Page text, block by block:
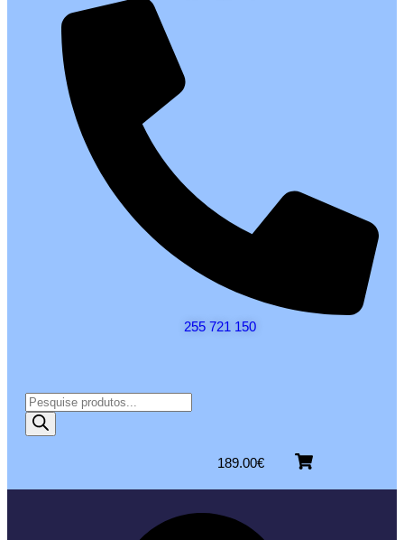
255 721 150
189.00€